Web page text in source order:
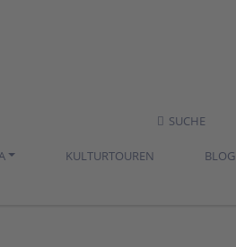
SUCHE
KULTURTOUREN BLOG